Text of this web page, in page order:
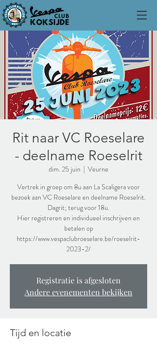
Rit naar VC Roeselare
- deelname Roeselrit
dim. 25 juin
  |
Veurne
Vertrek in groep om 8u aan La Scaligera voor
bezoek aan VC Roeselare en deelname Roeselrit.
Dagrit; terug voor 18u.
Hier registreren en individueel inschrijven en
betalen op
https://www.vespaclubroeselare.be/roeselrit-
2023-2/
Registratie is afgesloten
Andere evenementen bekijken
Tijd en locatie